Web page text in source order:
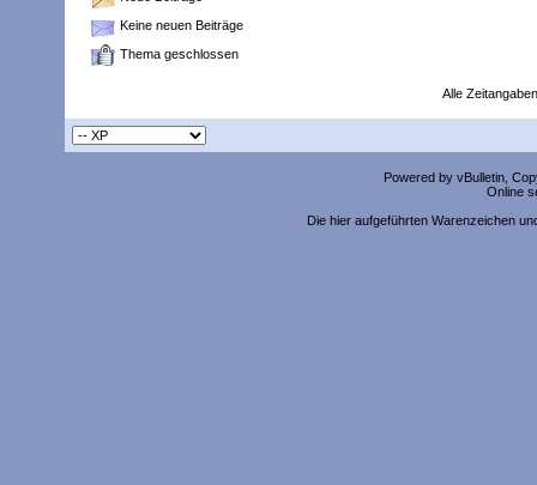
Keine neuen Beiträge
Thema geschlossen
Alle
Powered by vBulletin,
Online
Die hier aufgeführten Warenzeichen